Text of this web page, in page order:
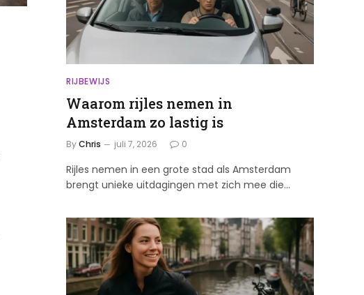
RIJBEWIJS
Waarom rijles nemen in
Amsterdam zo lastig is
ByChris juli 7, 2026 0
Rijles nemen in een grote stad als Amsterdam
brengt unieke uitdagingen met zich mee die…